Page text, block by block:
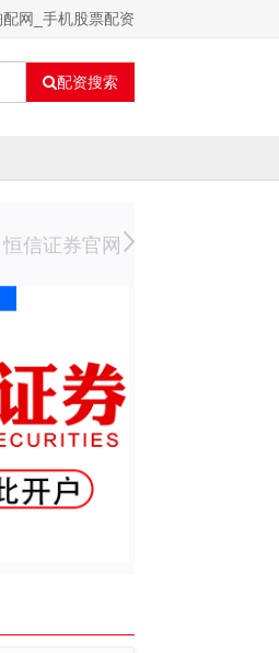
网_手机股票配资
配资搜索
恒信证券官网